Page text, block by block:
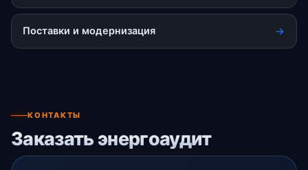
Поставки и модернизация
КОНТАКТЫ
Заказать энергоаудит